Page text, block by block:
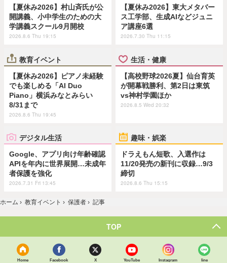
【夏休み2026】村山斉氏が公
開講義、小中学生のための大
学講義スクール9月開校
2026.8.6 Thu 19:15
【夏休み2026】東大メタバー
ス工学部、生成AIなどジュニ
ア講座6選
2026.7.30 Thu 11:15
教育イベント
【夏休み2026】ピアノ未経験
でも楽しめる「AI Duo
Piano」横浜みなとみらい
8/31まで
2026.8.6 Thu 19:45
生活・健康
【高校野球2026夏】仙台育英
が開幕戦勝利、第2日は東筑
vs神村学園ほか
2026.8.5 Wed 20:32
デジタル生活
Google、アプリ向け年齢確認
APIを年内に世界展開…未成年
者保護を強化
2026.7.31 Fri 13:45
趣味・娯楽
ドラえもん短歌、入選作は
11/20発売の新刊に収録…9/3
締切
2026.8.6 Thu 15:15
ホーム › 教育イベント › 保護者 › 記事
TOP
Home Facebook X YouTube Instagram line